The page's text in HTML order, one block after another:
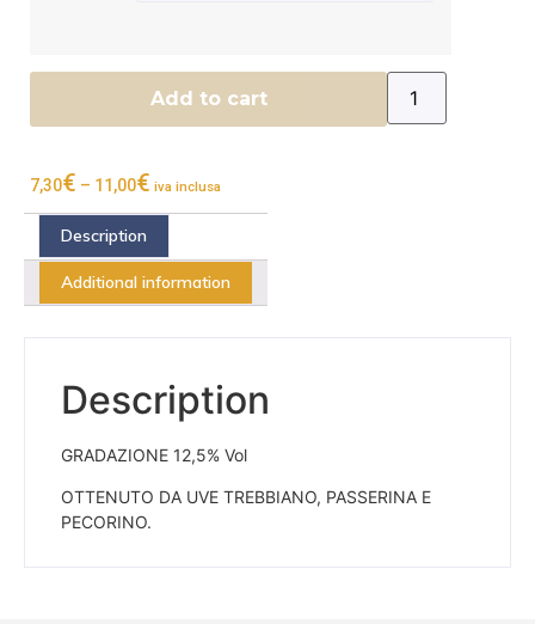
Add to cart
7,30€ – 11,00€ iva inclusa
Description
Additional information
Description
GRADAZIONE 12,5% Vol
OTTENUTO DA UVE TREBBIANO, PASSERINA E
PECORINO.